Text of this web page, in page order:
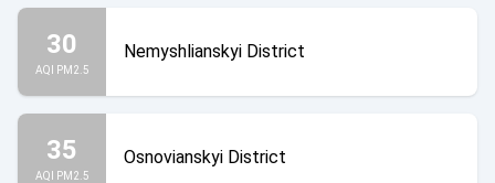
30
AQI PM2.5
Nemyshlianskyi District
35
AQI PM2.5
Osnovianskyi District